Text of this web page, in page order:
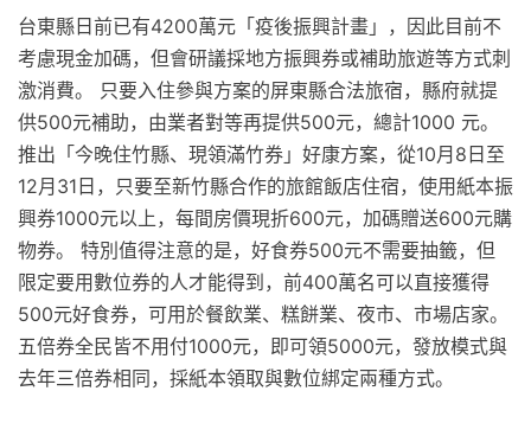
台東縣日前已有4200萬元「疫後振興計畫」，因此目前不
考慮現金加碼，但會研議採地方振興券或補助旅遊等方式刺
激消費。 只要入住參與方案的屏東縣合法旅宿，縣府就提
供500元補助，由業者對等再提供500元，總計1000 元。
推出「今晚住竹縣、現領滿竹券」好康方案，從10月8日至
12月31日，只要至新竹縣合作的旅館飯店住宿，使用紙本振
興券1000元以上，每間房價現折600元，加碼贈送600元購
物券。 特別值得注意的是，好食券500元不需要抽籤，但
限定要用數位券的人才能得到，前400萬名可以直接獲得
500元好食券，可用於餐飲業、糕餅業、夜市、市場店家。
五倍券全民皆不用付1000元，即可領5000元，發放模式與
去年三倍券相同，採紙本領取與數位綁定兩種方式。